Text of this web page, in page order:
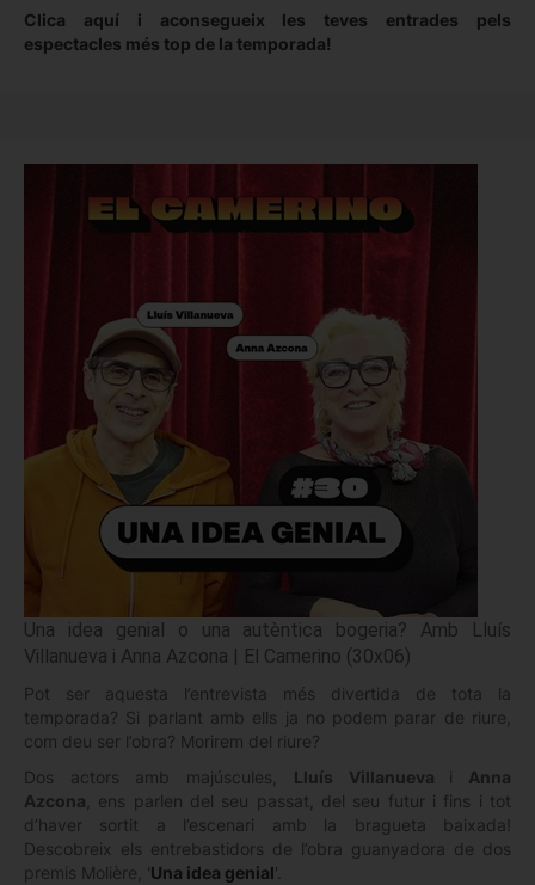
Clica aquí i aconsegueix les teves entrades pels
espectacles més top de la temporada!
Una idea genial o una autèntica bogeria? Amb Lluís
Villanueva i Anna Azcona | El Camerino (30x06)
Pot ser aquesta l’entrevista més divertida de tota la
temporada? Si parlant amb ells ja no podem parar de riure,
com deu ser l’obra? Morirem del riure?
Dos actors amb majúscules, Lluís Villanueva i Anna
Azcona , ens parlen del seu passat, del seu futur i fins i tot
d’haver sortit a l’escenari amb la bragueta baixada!
Descobreix els entrebastidors de l’obra guanyadora de dos
premis Molière, 'Una idea genial'.